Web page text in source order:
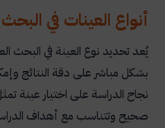
أنواع العينات في
يُعد تحديد نوع العينة في البحث
بشكل مباشر على دقة النتائج
نجاح الدراسة على اختيار عينة
صحيح وتتناسب مع أهداف